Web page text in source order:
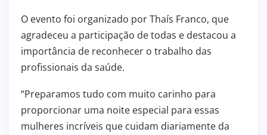
O evento foi organizado por Thaís Franco, que
agradeceu a participação de todas e destacou a
importância de reconhecer o trabalho das
profissionais da saúde.
“Preparamos tudo com muito carinho para
proporcionar uma noite especial para essas
mulheres incríveis que cuidam diariamente da